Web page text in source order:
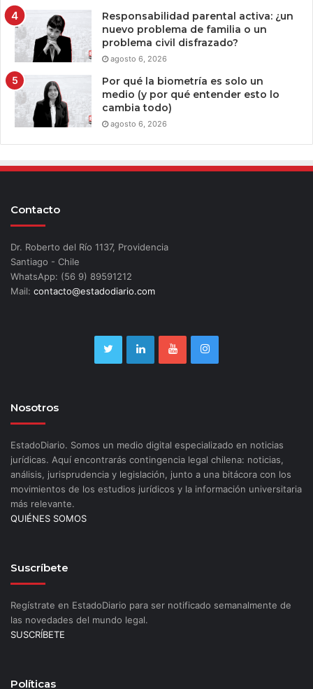
Responsabilidad parental activa: ¿un
nuevo problema de familia o un
problema civil disfrazado?
agosto 6, 2026
Por qué la biometría es solo un
medio (y por qué entender esto lo
cambia todo)
agosto 6, 2026
Contacto
Dr. Roberto del Río 1137, Providencia
Santiago - Chile
WhatsApp: (56 9) 89591212
Mail: contacto@estadodiario.com
Nosotros
EstadoDiario. Somos un medio digital especializado en noticias
jurídicas. Aquí encontrarás contingencia legal chilena: noticias,
análisis, jurisprudencia y legislación, junto a una bitácora con los
movimientos de los estudios jurídicos y la información universitaria
más relevante.
QUIÉNES SOMOS
Suscríbete
Regístrate en EstadoDiario para ser notificado semanalmente de
las novedades del mundo legal.
SUSCRÍBETE
Políticas